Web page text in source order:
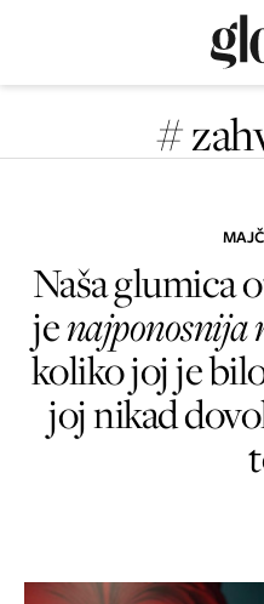
#
Naša glumica
jenajponosnija
koliko joj je
joj nikad